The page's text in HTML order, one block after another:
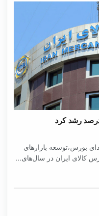
بورس،توسعه بازارهای
کالای ایران در سال‌های...